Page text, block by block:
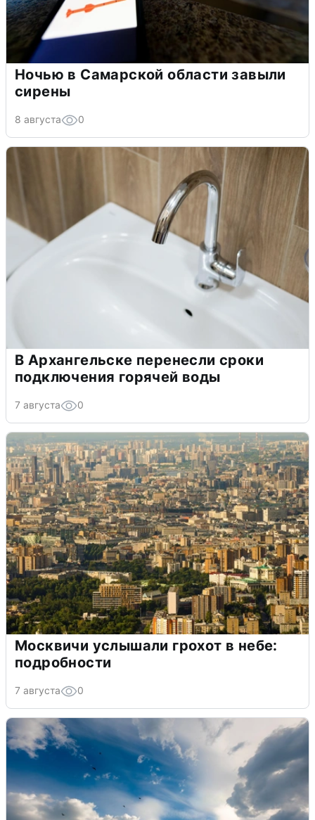
Ночью в Самарской области завыли
сирены
8 августа 0
В Архангельске перенесли сроки
подключения горячей воды
7 августа 0
Москвичи услышали грохот в небе:
подробности
7 августа 0